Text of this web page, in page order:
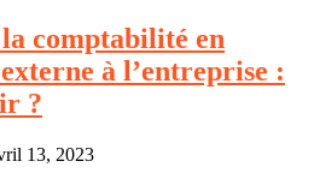
comptabilité en
à l’entreprise :
?
13, 2023